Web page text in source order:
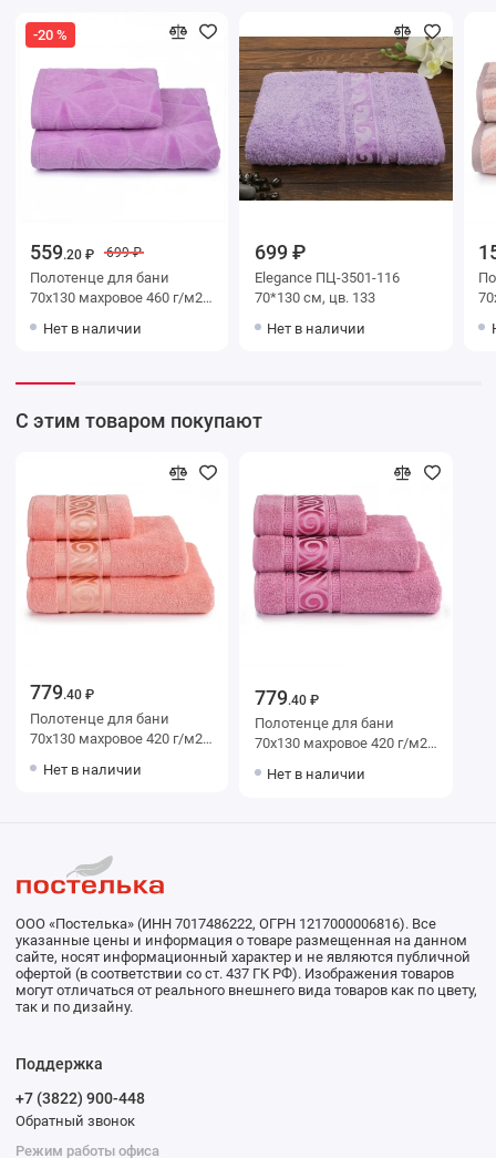
-20 %
559.20 ₽ 699 ₽
Полотенце для бани
70х130 махровое 460 г/м2
мануфактура
Нет в наличии
699 ₽
Elegance ПЦ-3501-116
70*130 см, цв. 133
Нет в наличии
70х130
С этим товаром покупают
779.40 ₽
Полотенце для бани
70х130 махровое 420 г/м2
мануфактура Acqua del Nilo
Нет в наличии
779.40 ₽
Полотенце для бани
70х130 махровое 420 г/м2
мануфактура Acqua del Nilo
Нет в наличии
ООО «Постелька» (ИНН 7017486222, ОГРН 1217000006816). Все
указанные цены и информация о товаре размещенная на данном
сайте, носят информационный характер и не являются публичной
офертой (в соответствии со ст. 437 ГК РФ). Изображения товаров
могут отличаться от реального внешнего вида товаров как по цвету,
так и по дизайну.
Поддержка
+7 (3822) 900-448
Обратный звонок
Режим работы офиса